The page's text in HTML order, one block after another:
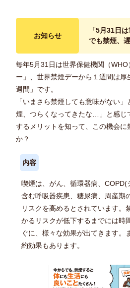
お知らせ
「5月31日
でも禁煙、
毎年5月31日は世界保健機関（
ー」、世界禁煙デーから１週間は
週間」です。
「いまさら禁煙しても意味がない
煙、つらくなってきたな…」と感じ
するメリットを知って、この機会に
か？
内容
喫煙は、がん、循環器病、COPD(
含む呼吸器疾患、糖尿病、周産期
リスクを高めるとされています。
かるリスクが低下するまでには時
ぐに、様々な効果が出てきます。
約効果もあります。